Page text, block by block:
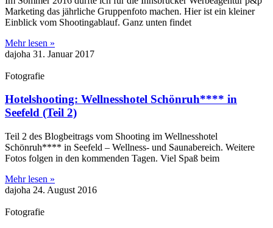
Marketing das jährliche Gruppenfoto machen. Hier ist ein kleiner
Einblick vom Shootingablauf. Ganz unten findet
Mehr lesen »
dajoha 31. Januar 2017
Fotografie
Hotelshooting: Wellnesshotel Schönruh**** in
Seefeld (Teil 2)
Teil 2 des Blogbeitrags vom Shooting im Wellnesshotel
Schönruh**** in Seefeld – Wellness- und Saunabereich. Weitere
Fotos folgen in den kommenden Tagen. Viel Spaß beim
Mehr lesen »
dajoha 24. August 2016
Fotografie